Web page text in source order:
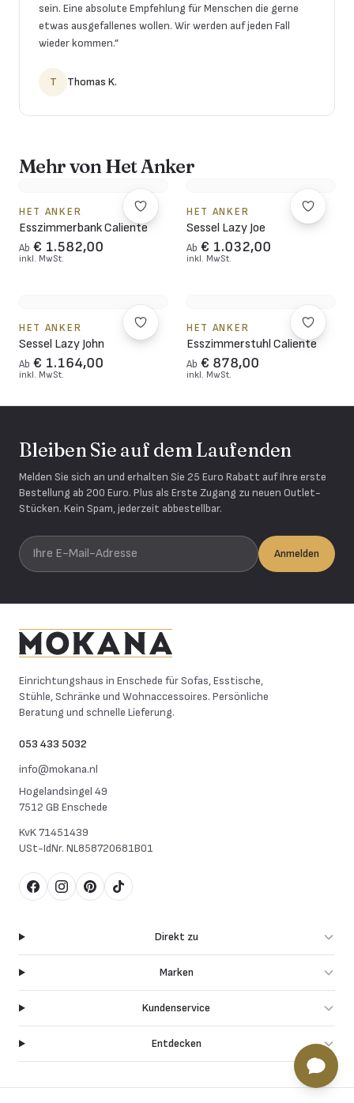
sein. Eine absolute Empfehlung für Menschen die gerne
etwas ausgefallenes wollen. Wir werden auf jeden Fall
wieder kommen.”
T Thomas K.
Mehr von Het Anker
HET ANKER
Esszimmerbank Caliente
Ab € 1.582,00
inkl. MwSt.
HET ANKER
Sessel Lazy Joe
Ab € 1.032,00
inkl. MwSt.
HET ANKER
Sessel Lazy John
Ab € 1.164,00
inkl. MwSt.
HET ANKER
Esszimmerstuhl Caliente
Ab € 878,00
inkl. MwSt.
Bleiben Sie auf dem Laufenden
Melden Sie sich an und erhalten Sie 25 Euro Rabatt auf Ihre erste
Bestellung ab 200 Euro. Plus als Erste Zugang zu neuen Outlet-
Stücken. Kein Spam, jederzeit abbestellbar.
Ihre E-Mail-Adresse
Anmelden
Einrichtungshaus in Enschede für Sofas, Esstische,
Stühle, Schränke und Wohnaccessoires. Persönliche
Beratung und schnelle Lieferung.
053 433 5032
info@mokana.nl
Hogelandsingel 49
7512 GB Enschede
KvK71451439
USt-IdNr. NL858720681B01
FacebookInstagram
Pinterest
TikTok
Direkt zu
Marken
Kundenservice
Entdecken